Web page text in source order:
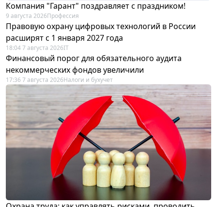
Компания "Гарант" поздравляет с праздником!
9 августа 2026Профессия
Правовую охрану цифровых технологий в России
расширят с 1 января 2027 года
18:04 7 августа 2026IT
Финансовый порог для обязательного аудита
некоммерческих фондов увеличили
17:36 7 августа 2026Налоги и бухучет